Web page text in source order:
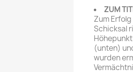
TAGES &
Bildzeitung
Frankfurter
Magazin
ZUM
Zum
Schicksal
(unten)
wurden